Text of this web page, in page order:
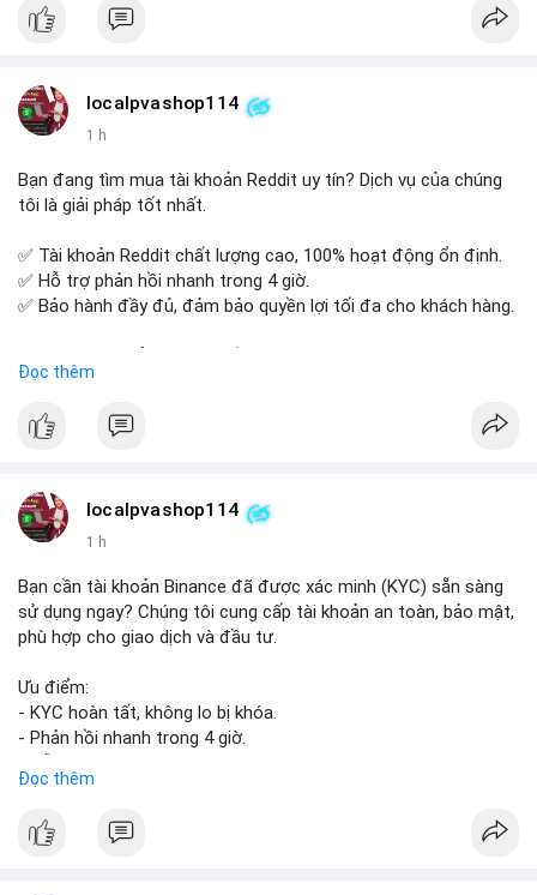
Đăng ký ngay hôm nay để nâng cao năng lực và mở rộng cơ
localpvashop114
1 h
Bạn đang tìm mua tài khoản Reddit uy tín? Dịch vụ của chúng
tôi là giải pháp tốt nhất.
✅ Tài khoản Reddit chất lượng cao, 100% hoạt động ổn định.
✅ Hỗ trợ phản hồi nhanh trong 4 giờ.
✅ Bảo hành đầy đủ, đảm bảo quyền lợi tối đa cho khách hàng.
📞 WhatsApp: +1 660 215-8938
📧 Email: localpvashop@gmail.com
của bạn!
Đọc thêm
localpvashop114
1 h
Bạn cần tài khoản Binance đã được xác minh (KYC) sẵn sàng
sử dụng ngay? Chúng tôi cung cấp tài khoản an toàn, bảo mật,
phù hợp cho giao dịch và đầu tư.
Ưu điểm:
- KYC hoàn tất, không lo bị khóa.
- Phản hồi nhanh trong 4 giờ.
📞 WhatsApp: +1 660 215-8938
Đọc thêm